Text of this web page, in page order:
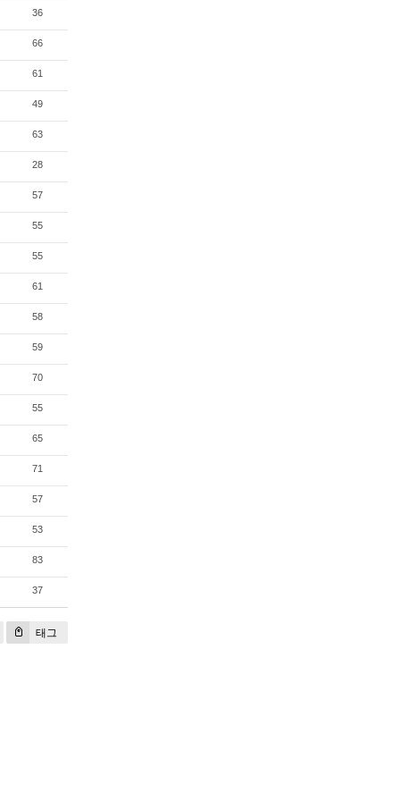
36
66
61
49
63
28
57
55
55
61
58
59
70
55
65
71
57
53
83
37
태그